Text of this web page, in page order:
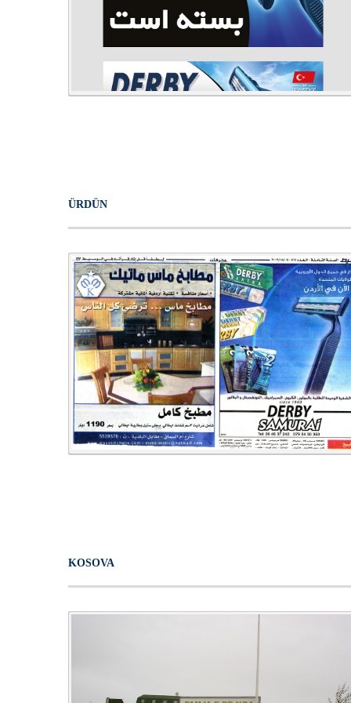
ÜRDÜN
KOSOVA